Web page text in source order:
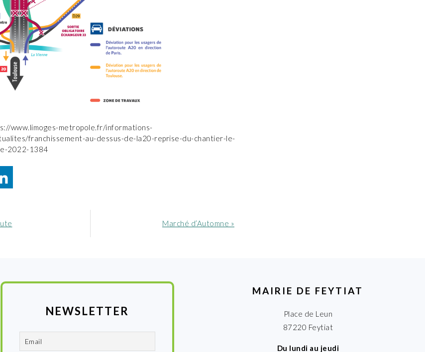
www.limoges-metropole.fr/informations-
franchissement-au-dessus-de-la20-reprise-du-chantier-le-
2022-1384
Article
Marché d’Automne »
NEWSLETTER
MAIRIE DE FEYTIAT
Place de Leun
87220 Feytiat
Du lundi au jeudi